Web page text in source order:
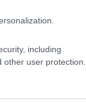
including
user protection.